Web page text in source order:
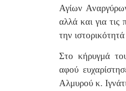
Αγίων
αλλά και για τις
την
Στο κήρυγμά
αφού
Αλμυρού κ.